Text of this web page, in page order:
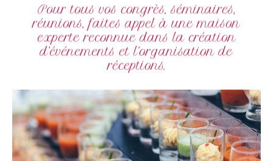
Pour tous vos congrès, séminaires,
réunions, faites appel à une maison
experte reconnue dans la création
d’événements et l’organisation de
réceptions.